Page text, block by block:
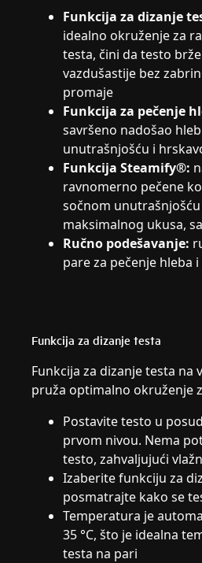
Funkcija za dizanje
idealno okruženje za
testa, čini da testo
vazdušastije bez
promaje
Funkcija za pečenje
savršeno nadošao
unutrašnjošću i
Funkcija Steamify®:
ravnomerno pečene
sočnom
maksimalnog ukusa,
Ručno podešavanje:
pare za pečenje hleba
Funkcija za dizanje testa
Funkcija za dizanje testa na
pruža optimalno okruženje
Postavite testo u
prvom nivou. Nema
testo, zahvaljujući
Izaberite funkciju za
posmatrajte kako se
Temperatura je
35 °C, što je idealna
testa na pari